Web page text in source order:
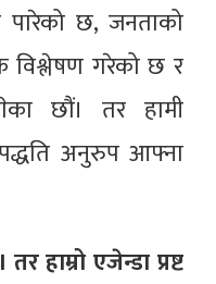
पारेको छ, जनताको
विश्लेषण गरेको छ र
छौं। तर हामी
अनुरुप आफ्ना
हाम्रो एजेन्डा प्रष्ट